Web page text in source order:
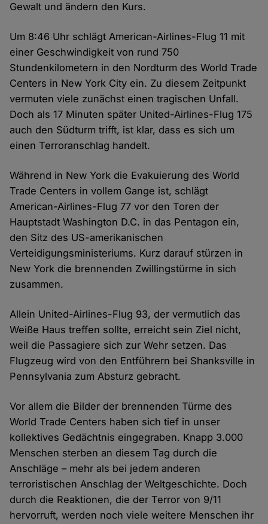
Gewalt und ändern den Kurs.
Um 8:46 Uhr schlägt American-Airlines-Flug 11 mit
einer Geschwindigkeit von rund 750
Stundenkilometern in den Nordturm des World Trade
Centers in New York City ein. Zu diesem Zeitpunkt
vermuten viele zunächst einen tragischen Unfall.
Doch als 17 Minuten später United-Airlines-Flug 175
auch den Südturm trifft, ist klar, dass es sich um
einen Terroranschlag handelt.
Während in New York die Evakuierung des World
Trade Centers in vollem Gange ist, schlägt
American-Airlines-Flug 77 vor den Toren der
Hauptstadt Washington D.C. in das Pentagon ein,
den Sitz des US-amerikanischen
Verteidigungsministeriums. Kurz darauf stürzen in
New York die brennenden Zwillingstürme in sich
zusammen.
Allein United-Airlines-Flug 93, der vermutlich das
Weiße Haus treffen sollte, erreicht sein Ziel nicht,
weil die Passagiere sich zur Wehr setzen. Das
Flugzeug wird von den Entführern bei Shanksville in
Pennsylvania zum Absturz gebracht.
Vor allem die Bilder der brennenden Türme des
World Trade Centers haben sich tief in unser
kollektives Gedächtnis eingegraben. Knapp 3.000
Menschen sterben an diesem Tag durch die
Anschläge – mehr als bei jedem anderen
terroristischen Anschlag der Weltgeschichte. Doch
durch die Reaktionen, die der Terror von 9/11
hervorruft, werden noch viele weitere Menschen ihr